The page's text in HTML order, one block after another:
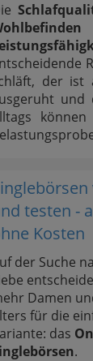
der ist
und
testen -
Kosten
der Suche
Damen
für die
das
.